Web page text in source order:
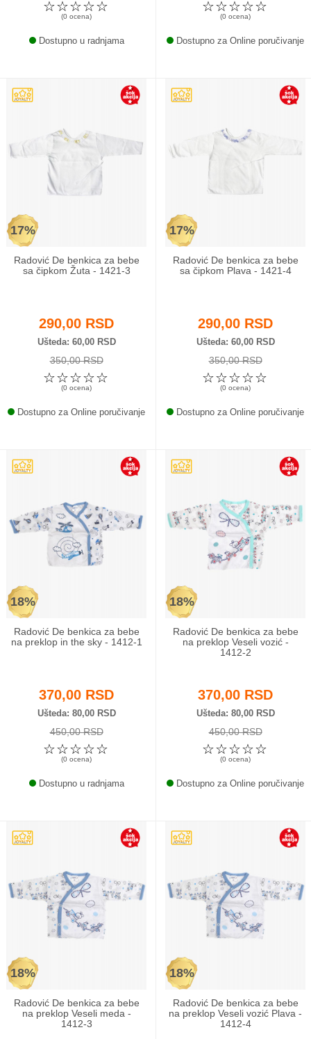
☆
☆
☆
☆
☆
(0 ocena)
Dostupno u radnjama
☆
☆
☆
☆
☆
(0 ocena)
Dostupno za Online poručivanje
17%
Radović De benkica za bebe
sa čipkom Žuta - 1421-3
290,00 RSD
Ušteda 60,00 RSD
350,00 RSD
☆
☆
☆
☆
☆
(0 ocena)
Dostupno za Online poručivanje
17%
Radović De benkica za bebe
sa čipkom Plava - 1421-4
290,00 RSD
Ušteda 60,00 RSD
350,00 RSD
☆
☆
☆
☆
☆
(0 ocena)
Dostupno za Online poručivanje
18%
Radović De benkica za bebe
na preklop in the sky - 1412-1
370,00 RSD
Ušteda 80,00 RSD
450,00 RSD
☆
☆
☆
☆
☆
(0 ocena)
Dostupno u radnjama
18%
Radović De benkica za bebe
na preklop Veseli vozić -
1412-2
370,00 RSD
Ušteda 80,00 RSD
450,00 RSD
☆
☆
☆
☆
☆
(0 ocena)
Dostupno za Online poručivanje
18%
Radović De benkica za bebe
na preklop Veseli meda -
1412-3
18%
Radović De benkica za bebe
na preklop Veseli vozić Plava -
1412-4